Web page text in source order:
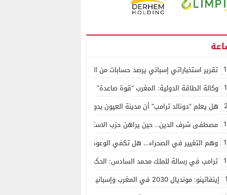
تقرير استخباراتي إسباني يرصد حسابات من الجزائر وأرقاما بـ”213+” ضمن حملة رقمية منظمة حرّضت على اقتحام سبتة
وكالة الطاقة الدولية: المغرب “قوة صاعدة” في سوق المعادن الاستراتيجية
هل يعلم “دونالد ترامب” أن مدينة العيون بدون ماء؟
مصطفى شرف الدين.. حين يراهن حزب الاستقلال على الكفاءة ويمنح الشباب
وهم التغيير في الصحراء… هل تكفي الوعود الفارغة لصناعة الواقع؟
ترامب في رسالة للملك محمد السادس: الحكم الذاتي هو الأساس الوحيد لحل
إينفاتينو: مونديال 2030 في المغرب وإسبانيا والبرتغال سيكون “الأجمل في التاريخ”